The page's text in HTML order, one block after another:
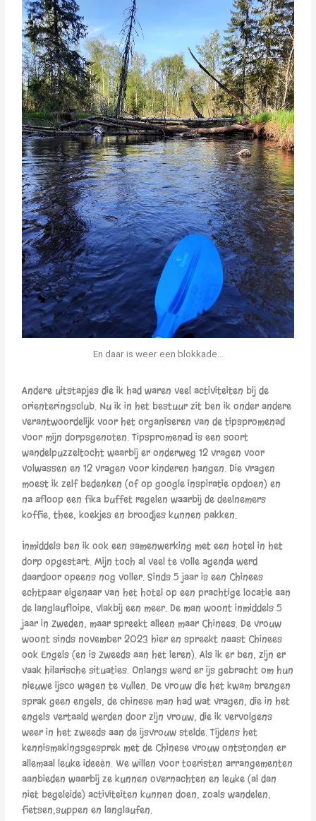
En daar is weer een blokkade...
Andere uitstapjes die ik had waren veel activiteiten bij de
orienteringsclub. Nu ik in het bestuur zit ben ik onder andere
verantwoordelijk voor het organiseren van de tipspromenad
voor mijn dorpsgenoten. Tipspromenad is een soort
wandelpuzzeltocht waarbij er onderweg 12 vragen voor
volwassen en 12 vragen voor kinderen hangen. Die vragen
moest ik zelf bedenken (of op google inspiratie opdoen) en
na afloop een fika buffet regelen waarbij de deelnemers
koffie, thee, koekjes en broodjes kunnen pakken.
Inmiddels ben ik ook een samenwerking met een hotel in het
dorp opgestart. Mijn toch al veel te volle agenda werd
daardoor opeens nog voller. Sinds 5 jaar is een Chinees
echtpaar eigenaar van het hotel op een prachtige locatie aan
de langlaufloipe, vlakbij een meer. De man woont inmiddels 5
jaar in Zweden, maar spreekt alleen maar Chinees. De vrouw
woont sinds november 2023 hier en spreekt naast Chinees
ook Engels (en is Zweeds aan het leren). Als ik er ben, zijn er
vaak hilarische situaties. Onlangs werd er ijs gebracht om hun
nieuwe ijsco wagen te vullen. De vrouw die het kwam brengen
sprak geen engels, de chinese man had wat vragen, die in het
engels vertaald werden door zijn vrouw, die ik vervolgens
weer in het zweeds aan de ijsvrouw stelde. Tijdens het
kennismakingsgesprek met de Chinese vrouw ontstonden er
allemaal leuke ideeën. We willen voor toeristen arrangementen
aanbieden waarbij ze kunnen overnachten en leuke (al dan
niet begeleide) activiteiten kunnen doen, zoals wandelen,
fietsen,suppen en langlaufen.